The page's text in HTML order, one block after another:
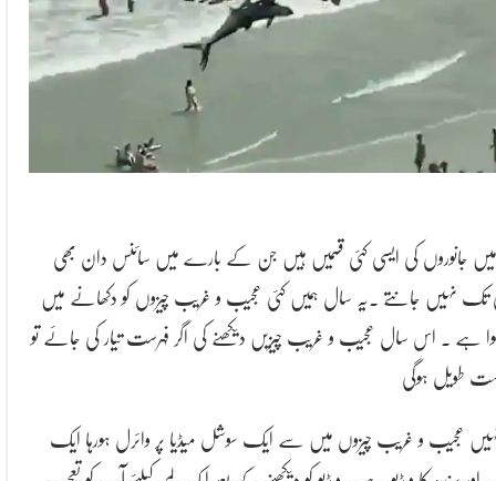
میں جانوروں کی ایسی کئی قسمیں ہیں جن کے بارے میں سائنس دان بھی
تک نہیں جانتے ۔یہ سال ہمیں کئی عجیب و غریب چیزوں کو دکھانے میں
ہے ۔ اس سال عجیب و غریب چیزیں دیکھنے کی اگر فہرست تیار کی جائے تو
طویل ہوگی
عجیب و غریب چیزوں میں سے ایک سوشل میڈیا پر وائرل ہورہا ایک